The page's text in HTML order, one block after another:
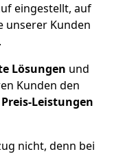
eingestellt, auf
unserer Kunden
Lösungen und
Kunden den
Leistungen
nicht, denn bei